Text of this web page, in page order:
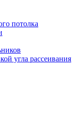
потолка
угла рассеивания